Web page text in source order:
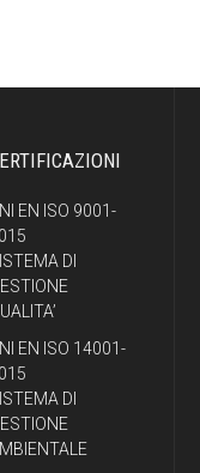
EN ISO 9001-
DI
EN ISO 14001-
DI